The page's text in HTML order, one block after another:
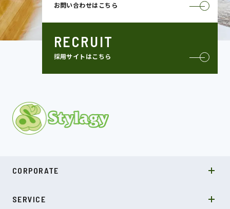
お問い合わせはこちら
RECRUIT
採用サイトはこちら
CORPORATE
COMPANY
NEWS
SERVICE